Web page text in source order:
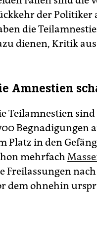
der Politiker
die
dienen, Kritik
Amnestien
Teilamnestien
Begnadigungen
Platz in den
mehrfach
Freilassungen
dem ohnehin